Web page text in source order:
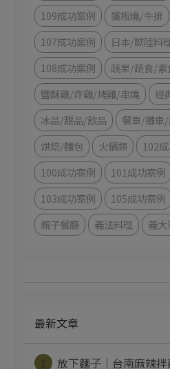
109成功案例
鐵板燒/牛排
107成功案例
日本/歐陸料
108成功案例
蔬果/蔬食/
鹽酥雞/炸雞/烤雞/串燒
經
冰品/甜品/飲品
餐車/攤車
烘焙/麵包
火鍋類 102
100成功案例
101成功案例
103成功案例
105成功案例
親子餐廳
義法料理 義大
最新文章
放下麵子｜台南麻辣